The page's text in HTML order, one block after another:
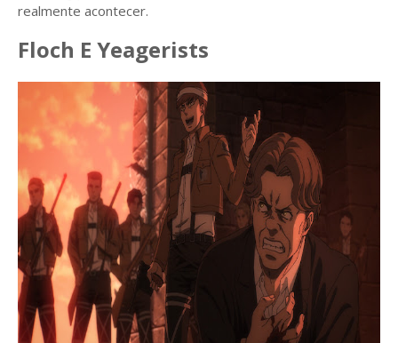
realmente acontecer.
Floch E Yeagerists